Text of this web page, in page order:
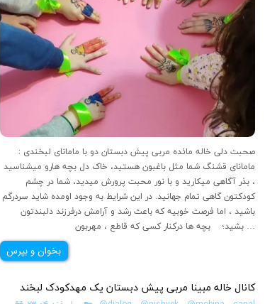
مامانای قشنگ شما مثل باغبون هستید، خاک دل بچه هارو میشناسید
، بذر آگاهی میکارید و با نور محبت پرورش میدید، شما در چشم
کودکتون گاهی تمام جهانید. در این شرایط به وجود اومده شاید سردرگم
باشید ، اما فرصت خوبیه که باعث رشد و آرامش درفرزند دلبندتون
بشید؛ بچه ها درکنار کسی که قاطع ، مهربون …
بخوان و بپرس
کانال خاله مبینا مربی پیش دبستان یک مهدکودک لبخند